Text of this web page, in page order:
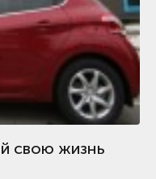
свою жизнь